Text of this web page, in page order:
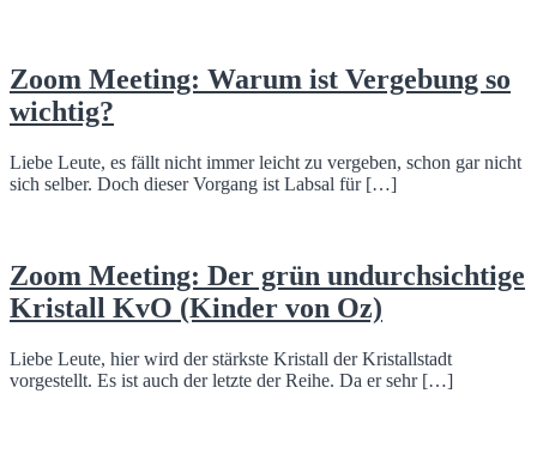
Zoom Meeting: Warum ist Vergebung so
wichtig?
Liebe Leute, es fällt nicht immer leicht zu vergeben, schon gar nicht
sich selber. Doch dieser Vorgang ist Labsal für […]
Zoom Meeting: Der grün undurchsichtige
Kristall KvO (Kinder von Oz)
Liebe Leute, hier wird der stärkste Kristall der Kristallstadt
vorgestellt. Es ist auch der letzte der Reihe. Da er sehr […]